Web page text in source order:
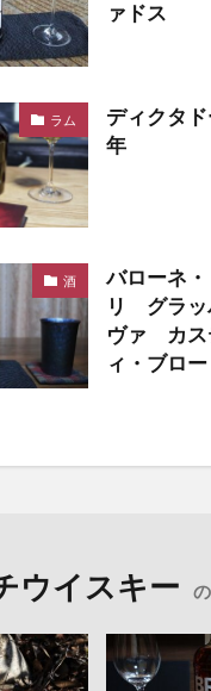
ァドス
ラム
ディクタ
年
酒
バローネ
リ グラ
ヴァ カス
ィ・ブロ
ウイスキー